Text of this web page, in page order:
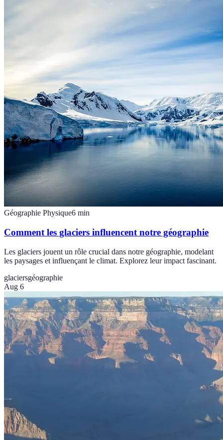
Géographie Physique6 min
Comment les glaciers influencent notre géographie
Les glaciers jouent un rôle crucial dans notre géographie, modelant
les paysages et influençant le climat. Explorez leur impact fascinant.
glaciersgéographie
Aug 6